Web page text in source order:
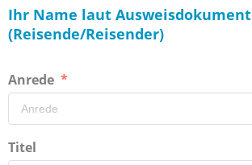
Ihr Name laut Ausweisdokument
(Reisende/Reisender)
Anrede
Titel